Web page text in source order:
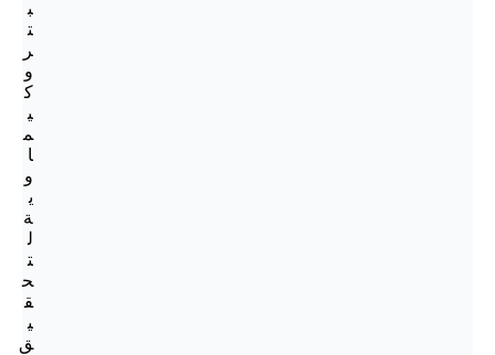
ب
ت
ر
و
ك
ي
م
ا
و
ي
ة
ل
ت
ح
ق
ي
ق